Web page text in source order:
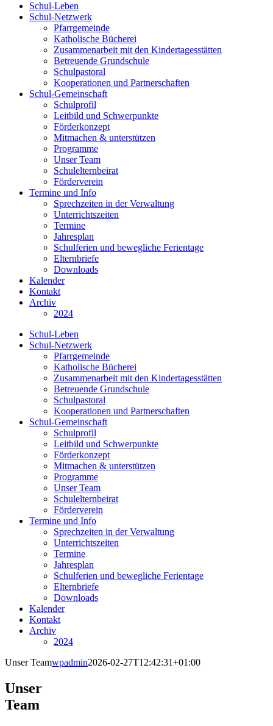
Schul-Leben
Schul-Netzwerk
Pfarrgemeinde
Katholische Bücherei
Zusammenarbeit mit den Kindertagesstätten
Betreuende Grundschule
Schulpastoral
Kooperationen und Partnerschaften
Schul-Gemeinschaft
Schulprofil
Leitbild und Schwerpunkte
Förderkonzept
Mitmachen & unterstützen
Programme
Unser Team
Schulelternbeirat
Förderverein
Termine und Info
Sprechzeiten in der Verwaltung
Unterrichtszeiten
Termine
Jahresplan
Schulferien und bewegliche Ferientage
Elternbriefe
Downloads
Kalender
Kontakt
Archiv
2024
Schul-Leben
Schul-Netzwerk
Pfarrgemeinde
Katholische Bücherei
Zusammenarbeit mit den Kindertagesstätten
Betreuende Grundschule
Schulpastoral
Kooperationen und Partnerschaften
Schul-Gemeinschaft
Schulprofil
Leitbild und Schwerpunkte
Förderkonzept
Mitmachen & unterstützen
Programme
Unser Team
Schulelternbeirat
Förderverein
Termine und Info
Sprechzeiten in der Verwaltung
Unterrichtszeiten
Termine
Jahresplan
Schulferien und bewegliche Ferientage
Elternbriefe
Downloads
Kalender
Kontakt
Archiv
2024
Unser Teamwpadmin2026-02-27T12:42:31+01:00
Unser
Team